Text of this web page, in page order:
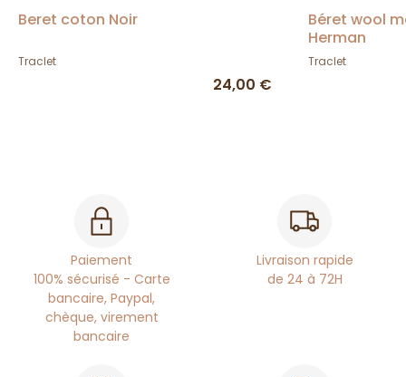
Beret coton Noir
Traclet
24,00 €
Béret wool
Herman
Traclet
Paiement
100% sécurisé - Carte
bancaire, Paypal,
chèque, virement
bancaire
Livraison rapide
de 24 à 72H